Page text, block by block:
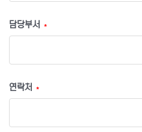
담당부서 *
연락처 *